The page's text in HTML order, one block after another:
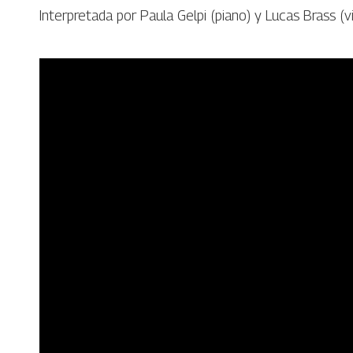
Interpretada por Paula Gelpi (piano) y Lucas Brass